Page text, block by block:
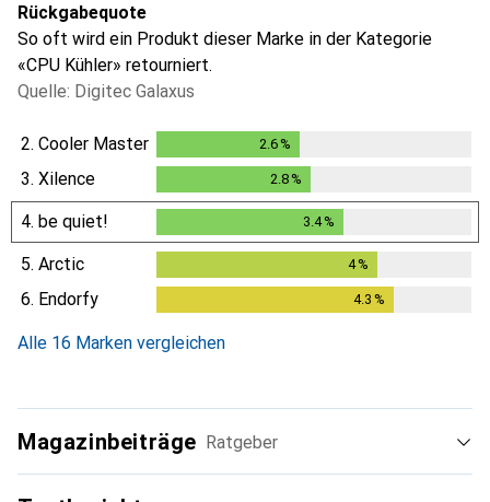
Rückgabequote
So oft wird ein Produkt dieser Marke in der Kategorie
«CPU Kühler» retourniert.
Quelle: Digitec Galaxus
2. Cooler Master 2.6%
3. Xilence 2.8%
4. be quiet! 3.4%
5. Arctic 4%
6. Endorfy 4.3 %
Alle 16 Marken vergleichen
Magazinbeiträge Ratgeber